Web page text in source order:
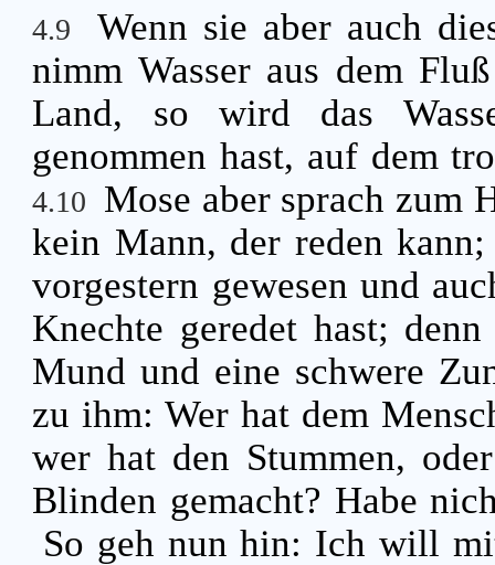
4.9
Wenn sie aber auch
nimm Wasser aus dem
Land, so wird das
genommen hast, auf dem
4.10 Mose aber sprach zum
kein Mann, der reden
vorgestern gewesen und
Knechte geredet hast;
Mund und eine schwere
zu ihm: Wer hat dem
wer hat den Stummen,
Blinden gemacht? Habe
So geh nun hin: Ich will